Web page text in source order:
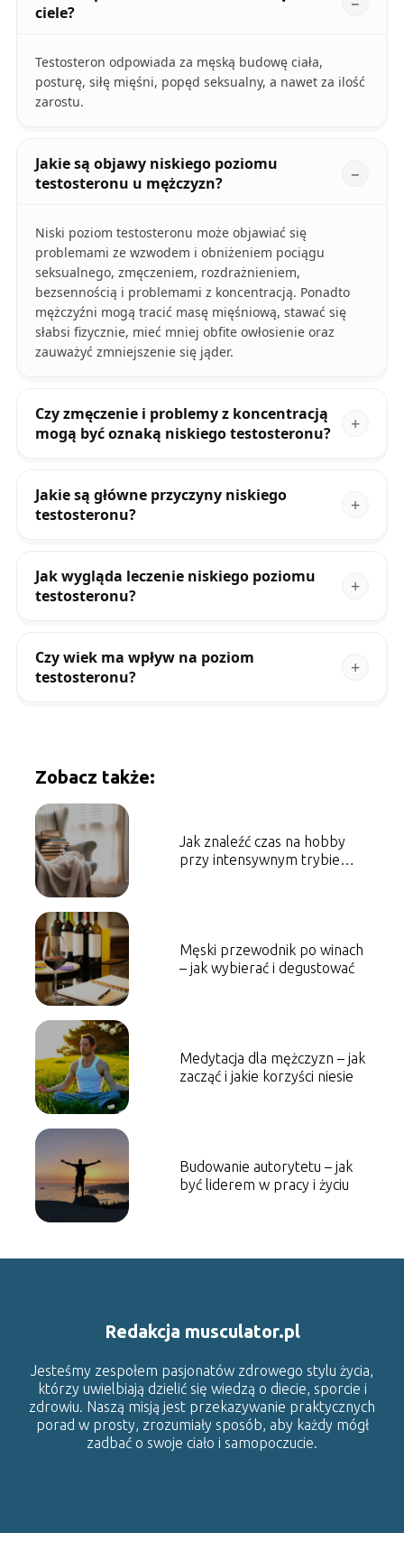
ciele?
Testosteron odpowiada za męską budowę ciała,
posturę, siłę mięśni, popęd seksualny, a nawet za ilość
zarostu.
Jakie są objawy niskiego poziomu
testosteronu u mężczyzn?
Niski poziom testosteronu może objawiać się
problemami ze wzwodem i obniżeniem pociągu
seksualnego, zmęczeniem, rozdrażnieniem,
bezsennością i problemami z koncentracją. Ponadto
mężczyźni mogą tracić masę mięśniową, stawać się
słabsi fizycznie, mieć mniej obfite owłosienie oraz
zauważyć zmniejszenie się jąder.
Czy zmęczenie i problemy z koncentracją
mogą być oznaką niskiego testosteronu?
Jakie są główne przyczyny niskiego
testosteronu?
Jak wygląda leczenie niskiego poziomu
testosteronu?
Czy wiek ma wpływ na poziom
testosteronu?
Zobacz także:
Jak znaleźć czas na hobby
przy intensywnym trybie
Męski przewodnik po winach
– jak wybierać i degustować
Medytacja dla mężczyzn – jak
zacząć i jakie korzyści niesie
Budowanie autorytetu – jak
być liderem w pracy i życiu
Redakcja musculator.pl
Jesteśmy zespołem pasjonatów zdrowego stylu życia,
którzy uwielbiają dzielić się wiedzą o diecie, sporcie i
zdrowiu. Naszą misją jest przekazywanie praktycznych
porad w prosty, zrozumiały sposób, aby każdy mógł
zadbać o swoje ciało i samopoczucie.